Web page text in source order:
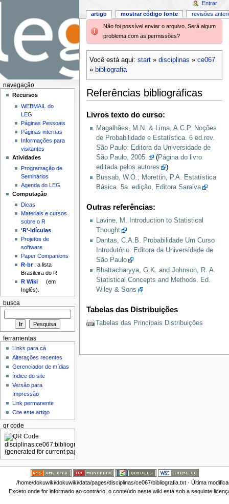
Não foi possível enviar o arquivo. Será algum
problema com as permissões?
Você está aqui: start» disciplinas » ce067
» bibliografia
Referências bibliográficas
Livros texto do curso:
Magalhães, M.N. & Lima, A.C.P. Noções
de Probabilidade e Estatística. 6 ed.rev.
São Paulo: Editora da Universidade de
São Paulo, 2005.
(Página do livro
editada pelos autores
)
Bussab, W.O.; Morettin, P.A. Estatística
Básica. 5a. edição, Editora Saraiva
Outras referências:
Lavine, M. Introduction to Statistical
Thought
Dantas, C.A.B. Probabilidade Um Curso
Introdutório. Editora da Universidade de
São Paulo
Bhattacharyya, G.K. and Johnson, R. A.
Statistical Concepts and Methods. Ed.
Wiley & Sons
Tabelas das Distribuições
Tabelas das Principais Distribuições
artigo mostrar código fonte revisões
Entrar
navegação
Recursos
WEBMAIL do
LEG
Páginas Pessoais
Páginas internas
Informações para
visitantes
Atividades
Programação de
Seminários
Agenda do LEG
Computação
Dicas
Materiais e cursos
sobre o R
'R'-idículas
Projetos de
software
Paper Companions
R-br: a lista
Brasileira do R
R Wiki
(em
Inglês).
busca
ferramentas
Links para cá
Alterações recentes
Gerenciador de mídias
Índice do site
Versão para
Impressão
Link permanente
Cite este artigo
qr code
/home/dokuwiki/dokuwiki/data/pages/disciplinas/ce067/bibliografia.txt· Última
Exceto onde for informado ao contrário, o conteúdo neste wiki está sob a seguinte